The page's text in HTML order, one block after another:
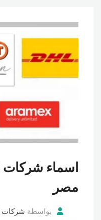
اسماء
مصر
بواسطة شركات